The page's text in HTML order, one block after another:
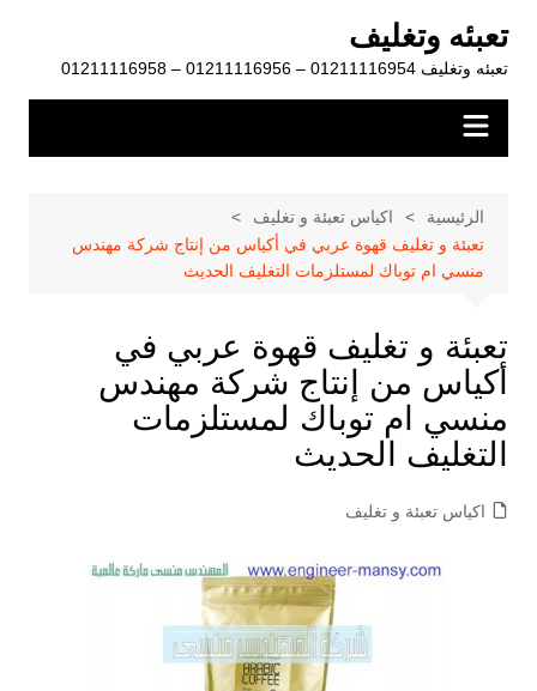
المحتوى
تعبئه وتغليف
تعبئه وتغليف 01211116954 – 01211116956 – 01211116958
الرئيسية
اكياس تعبئة و تغليف
تعبئة و تغليف قهوة عربي في أكياس من إنتاج شركة مهندس
منسي ام توباك لمستلزمات التغليف الحديث
تعبئة و تغليف قهوة عربي في
أكياس من إنتاج شركة مهندس
منسي ام توباك لمستلزمات
التغليف الحديث
اكياس تعبئة و تغليف